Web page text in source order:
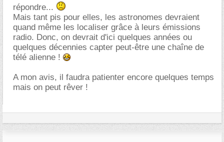
répondre...
Mais tant pis pour elles, les astronomes devraient
quand même les localiser grâce à leurs émissions
radio. Donc, on devrait d'ici quelques années ou
quelques décennies capter peut-être une chaîne de
télé alienne !
A mon avis, il faudra patienter encore quelques temps
mais on peut rêver !